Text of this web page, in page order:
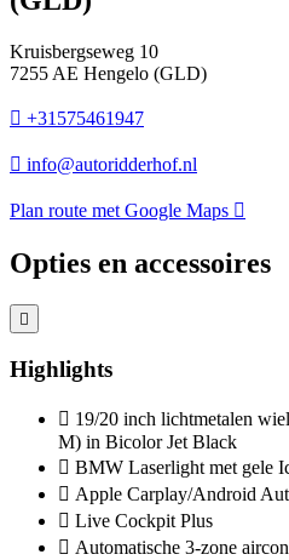
Kruisbergseweg 10
7255 AE Hengelo (GLD)
+31575461947
info@autoridderhof.nl
Plan route met Google Maps
Opties en accessoires
Highlights
19/20 inch lichtmetalen
M) in Bicolor Jet Black
BMW Laserlight met gele
Apple Carplay/Android
Live Cockpit Plus
Automatische 3-zone